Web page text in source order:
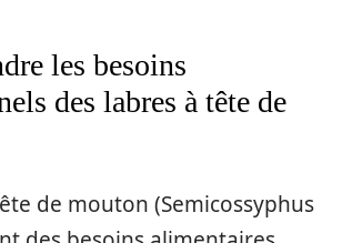
les besoins
des labres à tête de
de mouton (Semicossyphus